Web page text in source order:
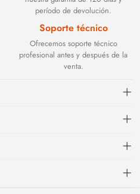
período de devolución.
Soporte técnico
Ofrecemos soporte técnico
profesional antes y después de la
venta.
INTERNATIONAL LIMITED
redes industriales, ampliamos